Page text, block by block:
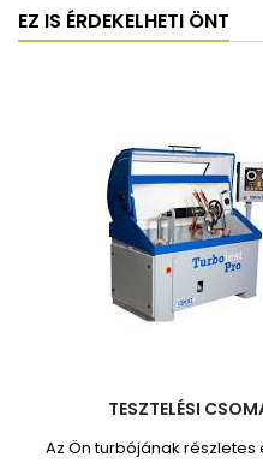
EZ IS ÉRDEKELHETI ÖNT
TESZTELÉSI
Az Ön turbójának részletes